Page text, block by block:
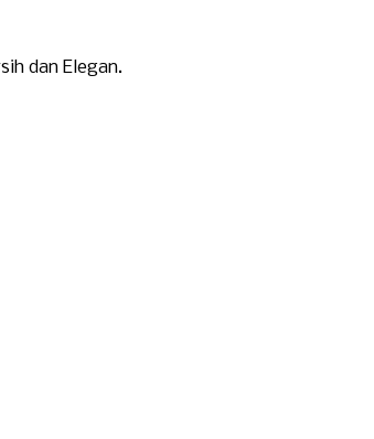
dan Elegan.